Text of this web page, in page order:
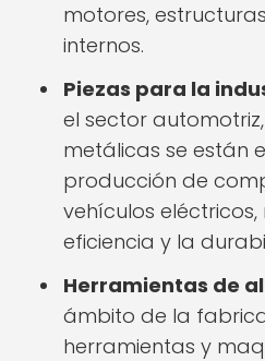
motores,
internos.
Piezas para la
el sector
metálicas se están
producción de
vehículos
eficiencia y la
Herramientas de
ámbito de la
herramientas y